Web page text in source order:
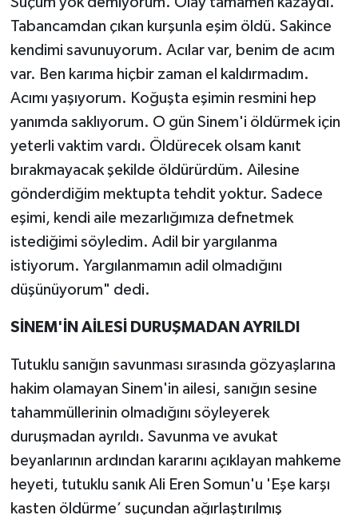
Tabancamdan çıkan kurşunla eşim öldü. Sakince
kendimi savunuyorum. Acılar var, benim de acım
var. Ben karıma hiçbir zaman el kaldırmadım.
Acımı yaşıyorum. Koğuşta eşimin resmini hep
yanımda saklıyorum. O gün Sinem'i öldürmek için
yeterli vaktim vardı. Öldürecek olsam kanıt
bırakmayacak şekilde öldürürdüm. Ailesine
gönderdiğim mektupta tehdit yoktur. Sadece
eşimi, kendi aile mezarlığımıza defnetmek
istediğimi söyledim. Adil bir yargılanma
istiyorum. Yargılanmamın adil olmadığını
düşünüyorum" dedi.
SİNEM'İN AİLESİ DURUŞMADAN AYRILDI
Tutuklu sanığın savunması sırasında gözyaşlarına
hakim olamayan Sinem'in ailesi, sanığın sesine
tahammüllerinin olmadığını söyleyerek
duruşmadan ayrıldı. Savunma ve avukat
beyanlarının ardından kararını açıklayan mahkeme
heyeti, tutuklu sanık Ali Eren Somun'u 'Eşe karşı
kasten öldürme’ suçundan ağırlaştırılmış